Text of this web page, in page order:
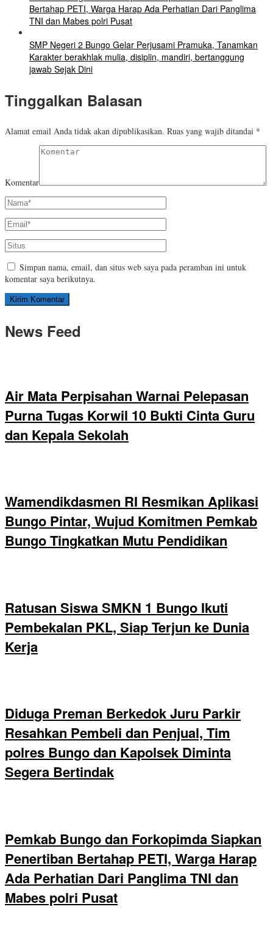
Bertahap PETI, Warga Harap Ada Perhatian Dari Panglima
TNI dan Mabes polri Pusat
SMP Negeri 2 Bungo Gelar Perjusami Pramuka, Tanamkan
Karakter berakhlak mulia, disiplin, mandiri, bertanggung
jawab Sejak Dini
Tinggalkan Balasan
Alamat email Anda tidak akan dipublikasikan. Ruas yang wajib ditandai *
Komentar
Simpan nama, email, dan situs web saya pada peramban ini untuk
komentar saya berikutnya.
News Feed
Air Mata Perpisahan Warnai Pelepasan
Purna Tugas Korwil 10 Bukti Cinta Guru
dan Kepala Sekolah
Wamendikdasmen RI Resmikan Aplikasi
Bungo Pintar, Wujud Komitmen Pemkab
Bungo Tingkatkan Mutu Pendidikan
Ratusan Siswa SMKN 1 Bungo Ikuti
Pembekalan PKL, Siap Terjun ke Dunia
Kerja
Diduga Preman Berkedok Juru Parkir
Resahkan Pembeli dan Penjual, Tim
polres Bungo dan Kapolsek Diminta
Segera Bertindak
Pemkab Bungo dan Forkopimda Siapkan
Penertiban Bertahap PETI, Warga Harap
Ada Perhatian Dari Panglima TNI dan
Mabes polri Pusat